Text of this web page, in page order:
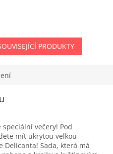
PRODUKTY
večery! Pod
mít ukrytou velkou
Delicanta! Sada, která má